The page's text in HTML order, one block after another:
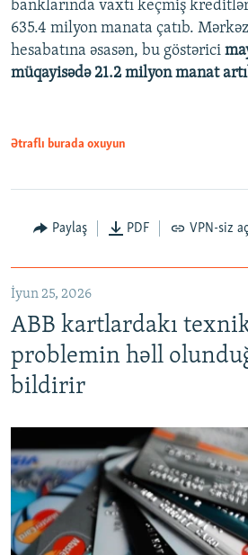
Auto 240p 360p
720p 1080p
banklarında vaxtı keçmiş
635.4 milyon manata çatıb.
hesabatına əsasən, bu göstərici
müqayisədə 21.2 milyon manat
Ətraflı burada oxuyun
Paylaş PDF VPN-siz
İyun 25, 2026
ABB kartlardakı
problemin həll
bildirir